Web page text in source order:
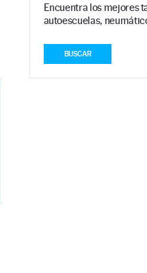
Encuentra los mejores
autoescuelas,
BUSCAR